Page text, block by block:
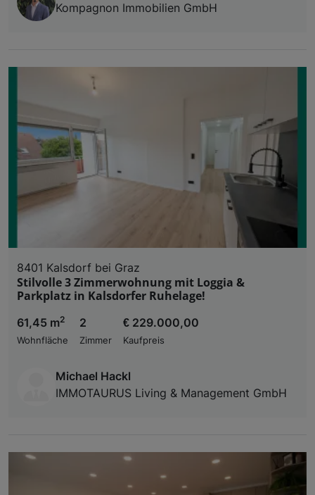
Kompagnon Immobilien GmbH
8401 Kalsdorf bei Graz
Stilvolle 3 Zimmerwohnung mit Loggia &
Parkplatz in Kalsdorfer Ruhelage!
61,45 m2
Wohnfläche
2
Zimmer
€ 229.000,00
Kaufpreis
Michael Hackl
IMMOTAURUS Living & Management GmbH